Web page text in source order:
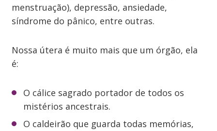
menstruação), depressão, ansiedade,
síndrome do pânico, entre outras.
Nossa útera é muito mais que um órgão, ela
é:
O cálice sagrado portador de todos os
mistérios ancestrais.
O caldeirão que guarda todas memórias,